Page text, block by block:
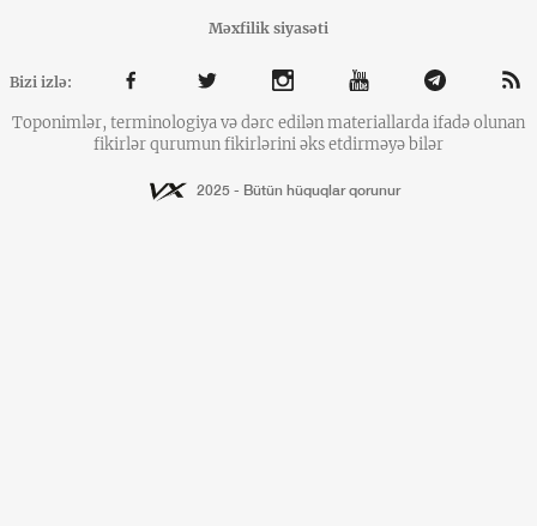
Məxfilik siyasəti
Bizi izlə:
Toponimlər, terminologiya və dərc edilən materiallarda ifadə olunan
fikirlər qurumun fikirlərini əks etdirməyə bilər
2025 - Bütün hüquqlar qorunur